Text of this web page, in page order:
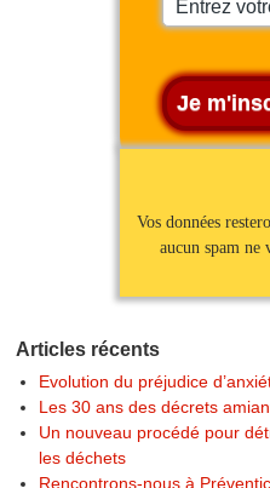
Vos données
aucun spam ne
Articles récents
Evolution du préjudice
Les 30 ans des décrets
Un nouveau procédé pour
les déchets
Rencontrons-nous à